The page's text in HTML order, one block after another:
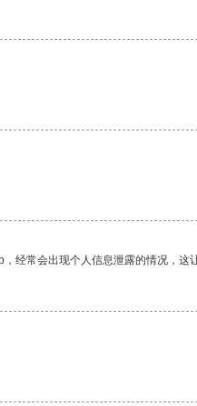
经常会出现个人信息泄露的情况，这